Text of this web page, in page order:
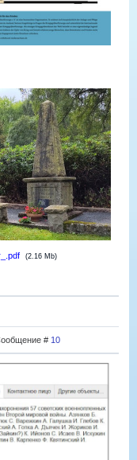
(2.16 Mb)
# 10